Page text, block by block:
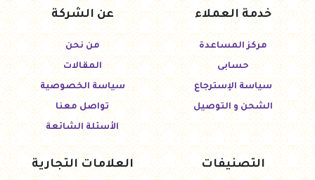
خدمة العملاء
مركز المساعدة
حسابى
سياسة الإسترجاع
الشحن و التوصيل
عن الشركة
من نحن
المقالات
سياسة الخصوصية
تواصل معنا
الأسئلة الشائعة
التصنيفات العلامات التجارية